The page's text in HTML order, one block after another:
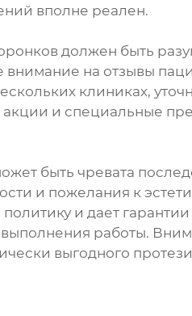
вполне реален.
должен быть
на отзывы
клиниках,
акции и специальные
быть чревата
и пожелания к
и дает
выполнения работы.
выгодного